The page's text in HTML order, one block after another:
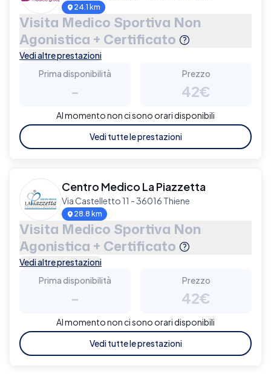
24.1 km
Visita Medico Sportiva Non
Agonistica + Certificato
Vedi altre prestazioni
Prima disponibilità
-
Prezzo
42€
Al momento non ci sono orari disponibili
Vedi tutte le prestazioni
Centro Medico La Piazzetta
Via Castelletto 11 - 36016 Thiene
28.8 km
Visita Medico Sportiva Non
Agonistica + Certificato
Vedi altre prestazioni
Prima disponibilità
-
Prezzo
42€
Al momento non ci sono orari disponibili
Vedi tutte le prestazioni